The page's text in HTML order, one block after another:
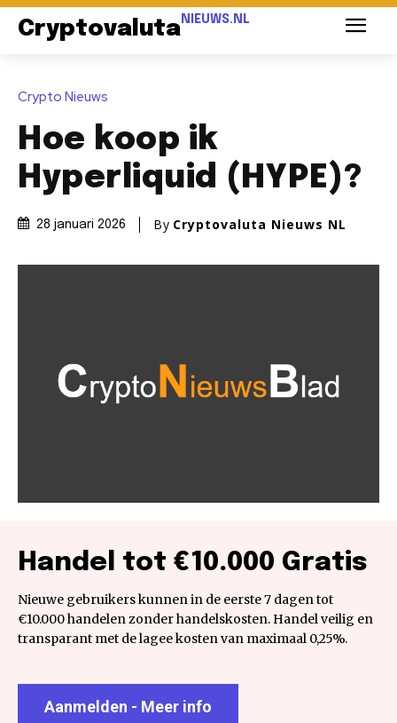
Cryptovaluta NIEUWS.NL
Crypto Nieuws
Hoe koop ik
Hyperliquid (HYPE)?
28 januari 2026 By Cryptovaluta Nieuws NL
Handel tot €10.000 Gratis
Nieuwe gebruikers kunnen in de eerste 7 dagen tot
€10.000 handelen zonder handelskosten. Handel veilig en
transparant met de lagee kosten van maximaal 0,25%.
Aanmelden - Meer info